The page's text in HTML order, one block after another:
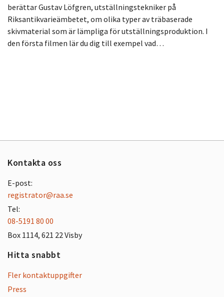
berättar Gustav Löfgren, utställningstekniker på
Riksantikvarieämbetet, om olika typer av träbaserade
skivmaterial som är lämpliga för utställningsproduktion. I
den första filmen lär du dig till exempel vad…
Kontakta oss
E-post:
registrator@raa.se
Tel:
08-5191 80 00
Box 1114, 621 22 Visby
Hitta snabbt
Fler kontaktuppgifter
Press